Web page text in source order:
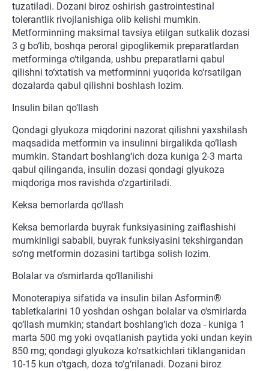
tuzatiladi. Dozani biroz oshirish gastrointestinal
tolerantlik rivojlanishiga olib kelishi mumkin.
Metforminning maksimal tavsiya etilgan sutkalik dozasi
3 g bo‘lib, boshqa peroral gipoglikemik preparatlardan
metforminga o‘tilganda, ushbu preparatlarni qabul
qilishni to‘xtatish va metforminni yuqorida ko‘rsatilgan
dozalarda qabul qilishni boshlash lozim.
Insulin bilan qo‘llash
Qondagi glyukoza miqdorini nazorat qilishni yaxshilash
maqsadida metformin va insulinni birgalikda qo‘llash
mumkin. Standart boshlang‘ich doza kuniga 2-3 marta
qabul qilinganda, insulin dozasi qondagi glyukoza
miqdoriga mos ravishda o‘zgartiriladi.
Keksa bemorlarda qo‘llash
Keksa bemorlarda buyrak funksiyasining zaiflashishi
mumkinligi sababli, buyrak funksiyasini tekshirgandan
so‘ng metformin dozasini tartibga solish lozim.
Bolalar va o‘smirlarda qo‘llanilishi
Monoterapiya sifatida va insulin bilan Asformin®
tabletkalarini 10 yoshdan oshgan bolalar va o‘smirlarda
qo‘llash mumkin; standart boshlang‘ich doza - kuniga 1
marta 500 mg yoki ovqatlanish paytida yoki undan keyin
850 mg; qondagi glyukoza ko‘rsatkichlari tiklanganidan
10-15 kun o‘tgach, doza to‘g‘rilanadi. Dozani biroz